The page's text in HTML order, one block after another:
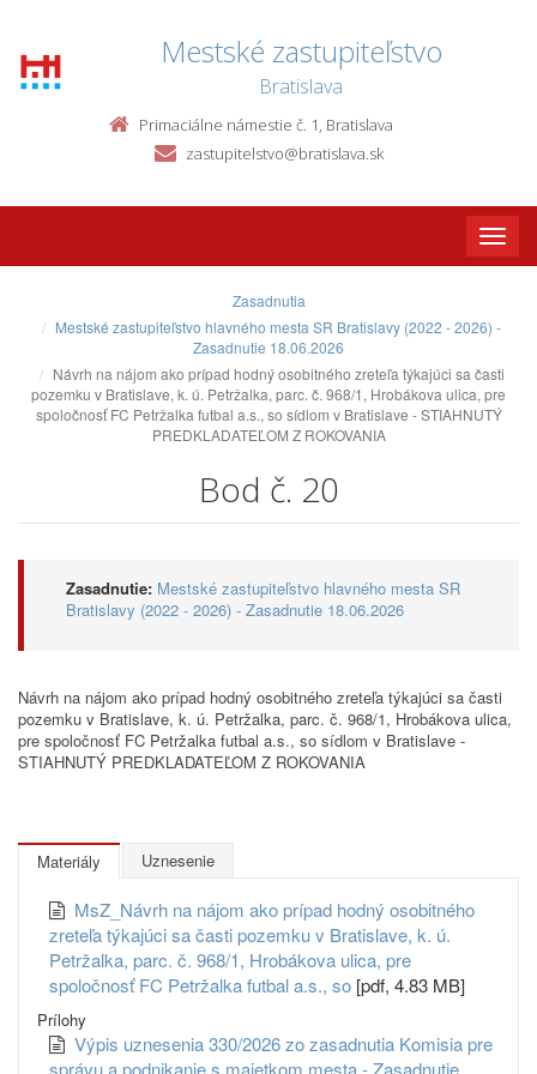
Mestské zastupiteľstvo
Bratislava
Primaciálne námestie č. 1, Bratislava
zastupitelstvo@bratislava.sk
Toggle
Zasadnutia
Mestské zastupiteľstvo hlavného mesta SR Bratislavy (2022 - 2026) -
Zasadnutie 18.06.2026
Návrh na nájom ako prípad hodný osobitného zreteľa týkajúci sa časti
pozemku v Bratislave, k. ú. Petržalka, parc. č. 968/1, Hrobákova ulica, pre
spoločnosť FC Petržalka futbal a.s., so sídlom v Bratislave - STIAHNUTÝ
PREDKLADATEĽOM Z ROKOVANIA
Bod č. 20
Zasadnutie: Mestské zastupiteľstvo hlavného mesta SR
Bratislavy (2022 - 2026) - Zasadnutie 18.06.2026
Návrh na nájom ako prípad hodný osobitného zreteľa týkajúci sa časti
pozemku v Bratislave, k. ú. Petržalka, parc. č. 968/1, Hrobákova ulica,
pre spoločnosť FC Petržalka futbal a.s., so sídlom v Bratislave -
STIAHNUTÝ PREDKLADATEĽOM Z ROKOVANIA
Materiály Uznesenie
MsZ_Návrh na nájom ako prípad hodný osobitného
zreteľa týkajúci sa časti pozemku v Bratislave, k. ú.
Petržalka, parc. č. 968/1, Hrobákova ulica, pre
spoločnosť FC Petržalka futbal a.s., so [pdf, 4.83 MB]
Prílohy
Výpis uznesenia 330/2026 zo zasadnutia Komisia pre
správu a podnikanie s majetkom mesta - Zasadnutie